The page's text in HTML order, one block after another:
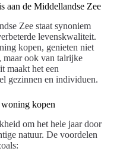
aan de Middellandse Zee
Zee staat synoniem
levenskwaliteit.
kopen, genieten niet
maar ook van talrijke
maakt het een
gezinnen en individuen.
kopen
om het hele jaar door
natuur. De voordelen